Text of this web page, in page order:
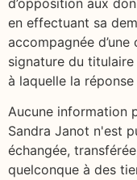
d’opposition aux
en effectuant sa
accompagnée
signature du titulaire
à laquelle la
Aucune information
Sandra Janot n'est
échangée,
quelconque à des